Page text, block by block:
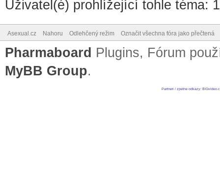
Uživatel(é) prohlížející tohle téma:
Asexual.cz Nahoru Odlehčený režim Označit všechna fóra jako přečtená
Pharmaboard Plugins, Fórum
MyBB Group.
Partneri / zpetne odkazy: